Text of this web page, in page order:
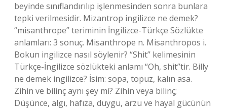
beyinde sınıflandırılıp işlenmesinden sonra bunlara
tepki verilmesidir. Mizantrop ingilizce ne demek?
“misanthrope” teriminin İngilizce-Türkçe Sözlükte
anlamları: 3 sonuç. Misanthrope n. Misanthropos i.
Bokun ingilizce nasıl söylenir? “Shit” kelimesinin
Türkçe-İngilizce sözlükteki anlamı “Oh, shit”tir. Billy
ne demek ingilizce? İsim: sopa, topuz, kalın asa.
Zihin ve bilinç aynı şey mi? Zihin veya bilinç;
Düşünce, algı, hafıza, duygu, arzu ve hayal gücünün